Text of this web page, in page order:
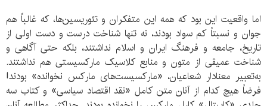
اما واقعیت این بود که همه این متفکران و تئوریسین‌ها، که غالباً هم
جوان و نسبتاً کم سواد بودند، نه تنها شناخت درست و دست اولی از
تاریخ، جامعه و فرهنگ ایران و اسلام نداشتند، بلکه حتی آگاهی و
شناخت عمیقی از متون و منابع کلاسیک مارکسیستی هم نداشتند.
به‌تعبیر معنادار شعاعیان، «مارکسیست‌های مارکس نخوانده» بودند!
فرضاً هیچ کدام از آنان متن کامل «نقد اقتصاد سیاسی» و کتاب سه